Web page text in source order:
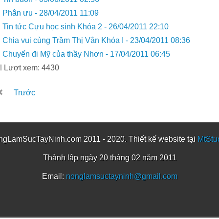
Phân ưu - 28/04/2011 11:09
Tin tức Cựu học sinh Khóa 2 - 26/04/2011 22:10
Chia vui cùng Trầm Thị Vân Khóa I - 23/04/2011 08:36
Chuyến đi Mỹ của thầy Nhơn - 17/04/2011 06:45
Lượt xem: 4430
Trước
2011 - 2020. Thiết kế website tại
Thành lập ngày 20 tháng 02 năm 2011
Email: nonglamsuctayninh@gmail.com